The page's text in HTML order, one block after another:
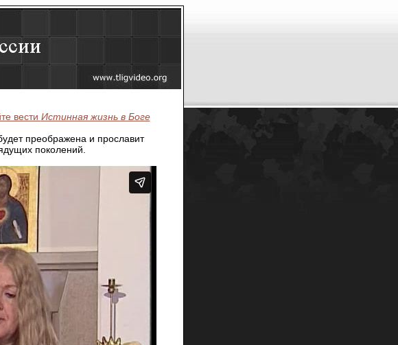
вести Истинная жизнь в Боге
преображена и прославит
поколений.